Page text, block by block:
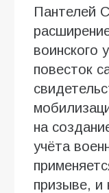
Пантелей
воинского
повесток
на
учёта
призыве, и